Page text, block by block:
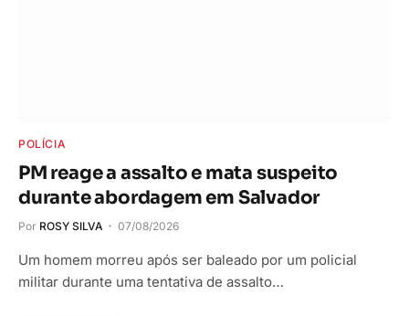
POLÍCIA
PM reage a assalto e mata suspeito
durante abordagem em Salvador
Por ROSY SILVA 07/08/2026
Um homem morreu após ser baleado por um policial
militar durante uma tentativa de assalto…